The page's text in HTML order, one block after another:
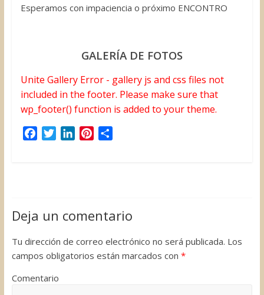
Esperamos con impaciencia o próximo ENCONTRO
GALERÍA DE FOTOS
Unite Gallery Error - gallery js and css files not
included in the footer. Please make sure that
wp_footer() function is added to your theme.
o
r
I
e
t
t
r
Deja un comentario
Tu dirección de correo electrónico no será publicada. Los
campos obligatorios están marcados con *
Comentario